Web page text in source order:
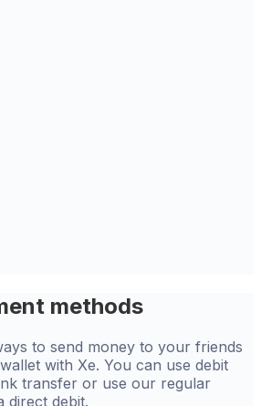
methods
to send money to your friends
with Xe. You can use debit
transfer or use our regular
direct debit.